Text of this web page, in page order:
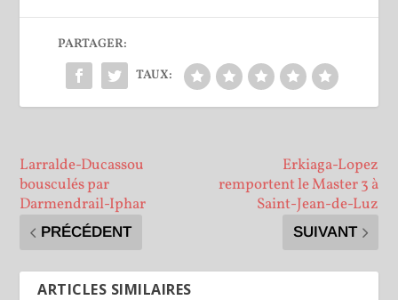
PARTAGER:
TAUX:
Larralde-Ducassou
bousculés par
Darmendrail-Iphar
PRÉCÉDENT
Erkiaga-Lopez
remportent le Master 3 à
Saint-Jean-de-Luz
SUIVANT
ARTICLES SIMILAIRES